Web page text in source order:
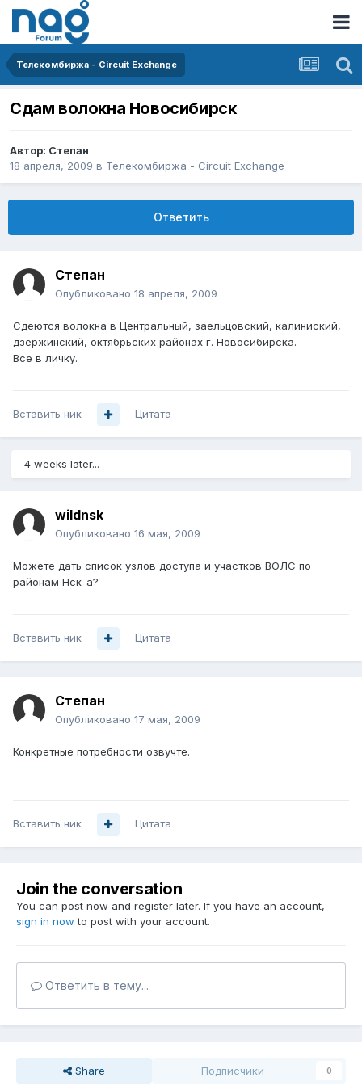
Телекомбиржа - Circuit Exchange
Сдам волокна Новосибирск
Автор: Степан
18 апреля, 2009 в Телекомбиржа - Circuit Exchange
Ответить
Степан
Опубликовано 18 апреля, 2009
Сдеются волокна в Центральный, заельцовский, калиниский,
дзержинский, октябрьских районах г. Новосибирска.
Все в личку.
Вставить ник Цитата
4 weeks later...
wildnsk
Опубликовано 16 мая, 2009
Можете дать список узлов доступа и участков ВОЛС по
районам Нск-а?
Вставить ник Цитата
Степан
Опубликовано 17 мая, 2009
Конкретные потребности озвучте.
Вставить ник Цитата
Join the conversation
You can post now and register later. If you have an account,
sign in now to post with your account.
Ответить в тему...
Share Подписчики 0